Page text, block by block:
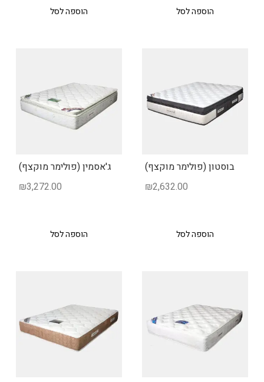
הוספה לסל הוספה לסל
בוסטון (פולימר מוקצף)
₪2,632.00
הוספה לסל
ג'אסמין (פולימר מוקצף)
₪3,272.00
הוספה לסל